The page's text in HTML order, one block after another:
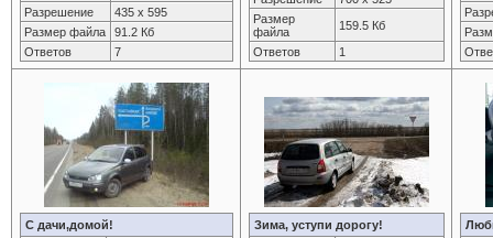
Разрешение
435 x 595
Размер файла
91.2 Кб
Ответов
7
Размер
файла
159.5 Кб
Ответов
1
С дачи,домой!
Зима, уступи дорогу!